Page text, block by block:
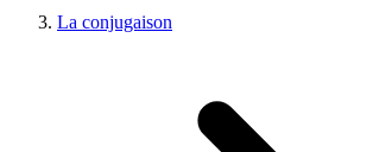
La conjugaison